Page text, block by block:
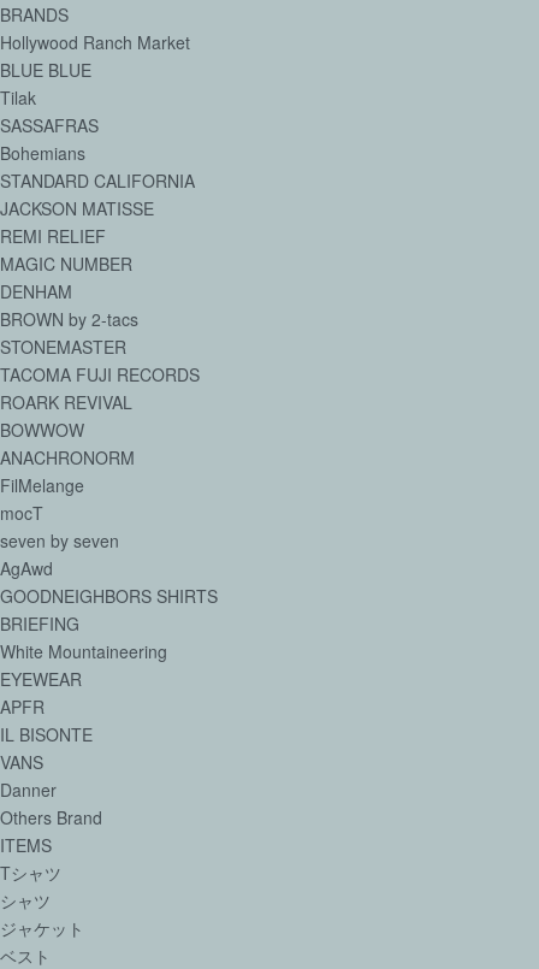
BRANDS
Hollywood Ranch Market
BLUE BLUE
Tilak
SASSAFRAS
Bohemians
STANDARD CALIFORNIA
JACKSON MATISSE
REMI RELIEF
MAGIC NUMBER
DENHAM
BROWN by 2-tacs
STONEMASTER
TACOMA FUJI RECORDS
ROARK REVIVAL
BOWWOW
ANACHRONORM
FilMelange
mocT
seven by seven
AgAwd
GOODNEIGHBORS SHIRTS
BRIEFING
White Mountaineering
EYEWEAR
APFR
IL BISONTE
VANS
Danner
Others Brand
ITEMS
Tシャツ
シャツ
ジャケット
ベスト